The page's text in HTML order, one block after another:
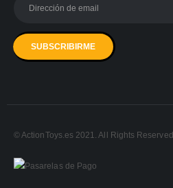
© ActionToys.es 2021. All Rights Reserved